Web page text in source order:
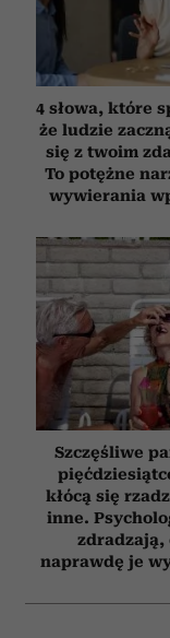
4 słowa, które
że ludzie
się z twoim
To potężne
wywierania
Szczęśliwe
kłócą się
inne.
zdradzają,
naprawdę je